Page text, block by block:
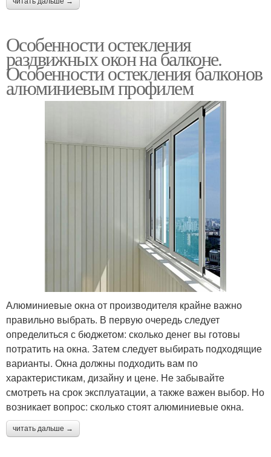
Особенности остекления
раздвижных окон на балконе.
Особенности остекления балконов
алюминиевым профилем
Алюминиевые окна от производителя крайне важно
правильно выбрать. В первую очередь следует
определиться с бюджетом: сколько денег вы готовы
потратить на окна. Затем следует выбирать подходящие
варианты. Окна должны подходить вам по
характеристикам, дизайну и цене. Не забывайте
смотреть на срок эксплуатации, а также важен выбор. Но
возникает вопрос: сколько стоят алюминиевые окна.
читать дальше →